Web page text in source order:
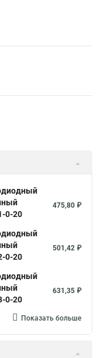
0-20
475,80 ₽
0-20
501,42 ₽
0-20
631,35 ₽
Показать больше